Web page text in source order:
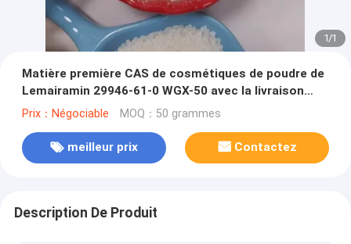
1/1
Matière première CAS de cosmétiques de poudre de
Lemairamin 29946-61-0 WGX-50 avec la livraison
sûre
Prix：Négociable MOQ：50 grammes
meilleur prix Contactez
Description De Produit